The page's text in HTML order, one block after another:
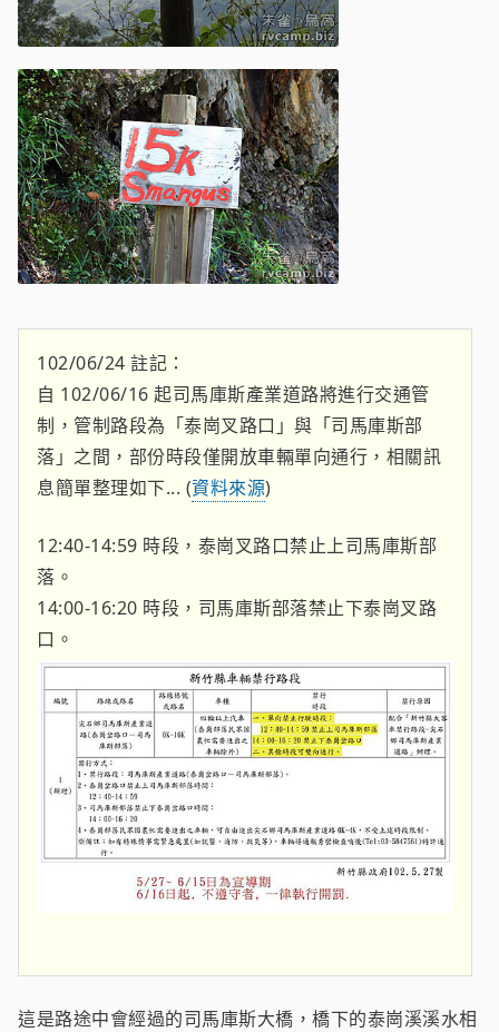
102/06/24 註記：
自 102/06/16 起司馬庫斯產業道路將進行交通管
制，管制路段為「泰崗叉路口」與「司馬庫斯部
落」之間，部份時段僅開放車輛單向通行，相關訊
息簡單整理如下... (資料來源)
12:40-14:59 時段，泰崗叉路口禁止上司馬庫斯部
落。
14:00-16:20 時段，司馬庫斯部落禁止下泰崗叉路
口。
這是路途中會經過的司馬庫斯大橋，橋下的泰崗溪溪水相